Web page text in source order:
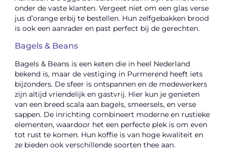
onder de vaste klanten. Vergeet niet om een glas verse
jus d’orange erbij te bestellen. Hun zelfgebakken brood
is ook een aanrader en past perfect bij de gerechten.
Bagels & Beans
Bagels & Beans is een keten die in heel Nederland
bekend is, maar de vestiging in Purmerend heeft iets
bijzonders. De sfeer is ontspannen en de medewerkers
zijn altijd vriendelijk en gastvrij. Hier kun je genieten
van een breed scala aan bagels, smeersels, en verse
sappen. De inrichting combineert moderne en rustieke
elementen, waardoor het een perfecte plek is om even
tot rust te komen. Hun koffie is van hoge kwaliteit en
ze bieden ook verschillende soorten thee aan.